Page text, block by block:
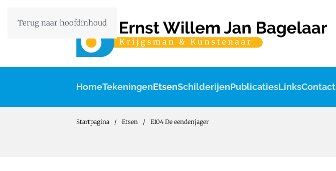
Terug naar hoofdinhoud
HomeTekeningenEtsenSchilderijenPublicatiesLinksContact
Startpagina Etsen E104 De eendenjager